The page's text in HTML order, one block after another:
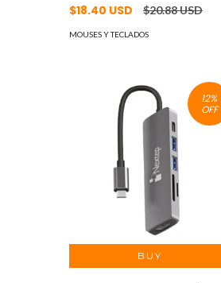
$18.40 USD
$20.88 USD
MOUSES Y TECLADOS
12%
OFF